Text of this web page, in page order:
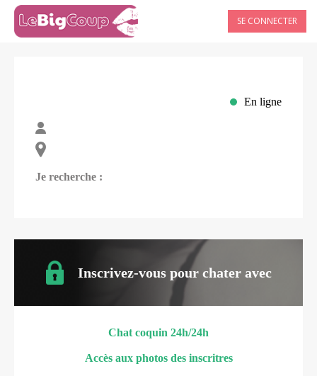
SE CONNECTER
En ligne
Je recherche :
Inscrivez-vous pour chater avec
Chat coquin 24h/24h
Accès aux photos des inscritres